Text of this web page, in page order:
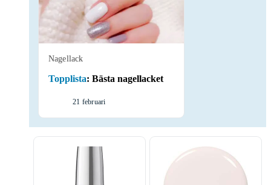
Nagellack
Topplista: Bästa nagellacket
21 februari